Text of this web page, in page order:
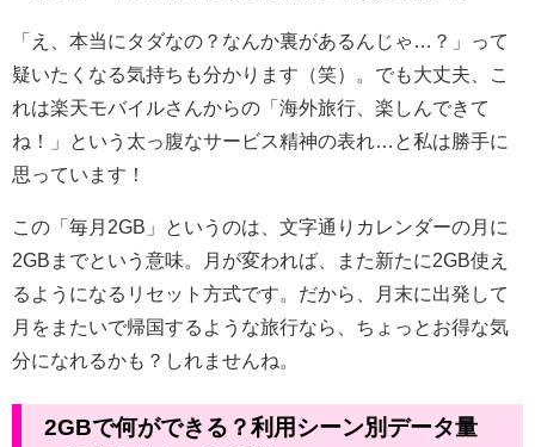
「え、本当にタダなの？なんか裏があるんじゃ…？」って
疑いたくなる気持ちも分かります（笑）。でも大丈夫、こ
れは楽天モバイルさんからの「海外旅行、楽しんできて
ね！」という太っ腹なサービス精神の表れ…と私は勝手に
思っています！
この「毎月2GB」というのは、文字通りカレンダーの月に
2GBまでという意味。月が変われば、また新たに2GB使え
るようになるリセット方式です。だから、月末に出発して
月をまたいで帰国するような旅行なら、ちょっとお得な気
分になれるかも？しれませんね。
2GBで何ができる？利用シーン別データ量